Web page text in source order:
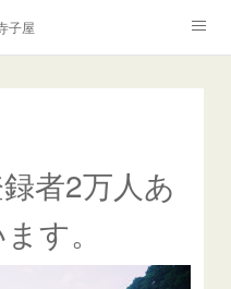
子屋
者2万人あ
す。